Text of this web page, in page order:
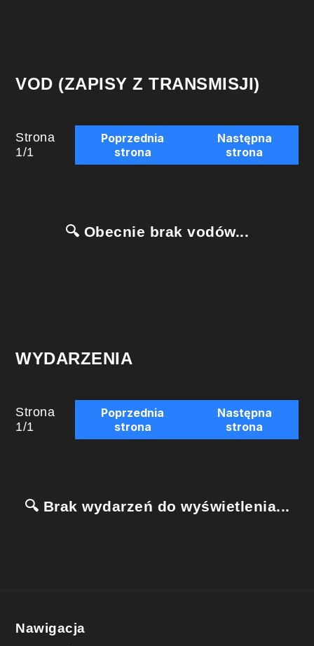
VOD (ZAPISY Z TRANSMISJI)
Strona
1/1
Poprzednia
strona
Następna
strona
🔍 Obecnie brak vodów...
WYDARZENIA
Strona
1/1
Poprzednia
strona
Następna
strona
🔍 Brak wydarzeń do wyświetlenia...
Nawigacja